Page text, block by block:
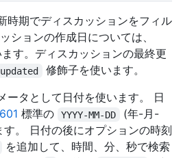
時期でディスカッションをフィル
ションの作成日については、
す。ディスカッションの最終更
updated
修飾子を使います。
ータとして日付を使います。 日
標準の YYYY-MM-DD
(年-月-
。 日付の後にオプションの時刻
を追加して、時間、分、秒で検索